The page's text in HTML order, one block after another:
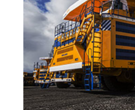
инженеры, архитекторы и
механики проектируют
инфраструктуру и
архитектуру по всему
инновационные
знания задают стандарты в
строительной отрасли.